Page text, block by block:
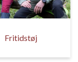
Fritidstøj